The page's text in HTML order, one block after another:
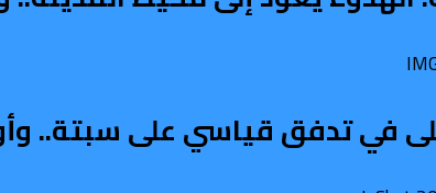
قتلى في تدفق قياسي على سبتة..